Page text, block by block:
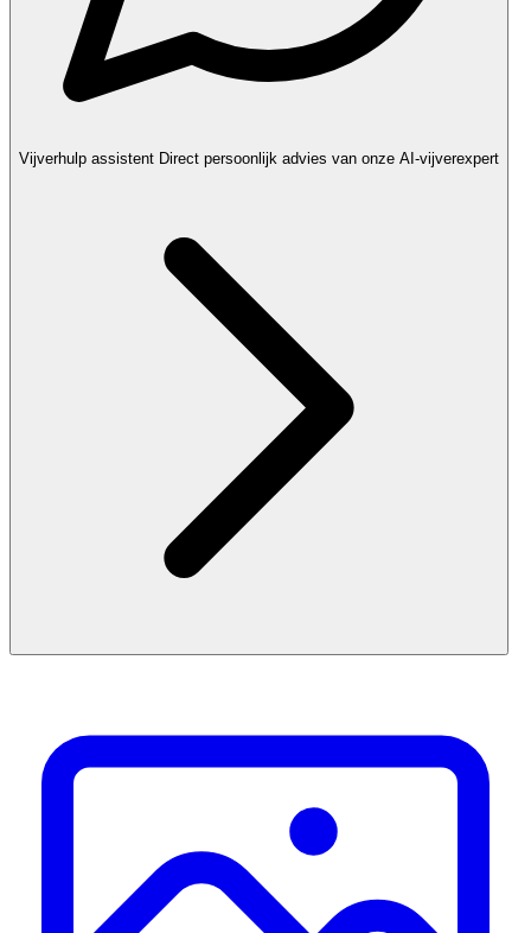
Vijverhulp assistent Direct persoonlijk advies van onze AI-vijverexpert